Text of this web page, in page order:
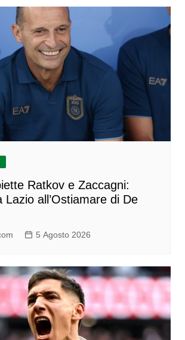
Ratkov e Zaccagni:
Lazio all’Ostiamare di De
5 Agosto 2026